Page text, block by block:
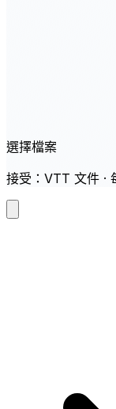
選擇檔案
接受：VTT 文件 ·